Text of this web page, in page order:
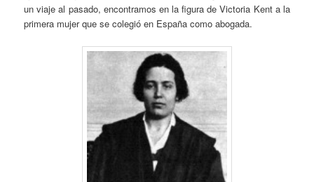
un viaje al pasado, encontramos en la figura de Victoria Kent a la
primera mujer que se colegió en España como abogada.